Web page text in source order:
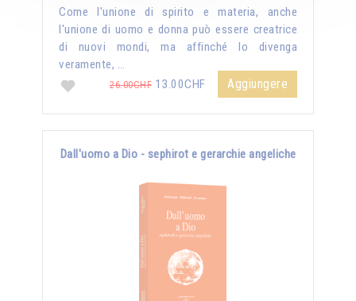
Come l'unione di spirito e materia, anche
l'unione di uomo e donna può essere creatrice
di nuovi mondi, ma affinché lo divenga
veramente, …
26.00CHF 13.00CHF Aggiungere
Dall'uomo a Dio - sephirot e gerarchie angeliche